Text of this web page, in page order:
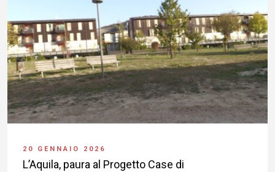
20 GENNAIO 2026
L’Aquila, paura al Progetto Case di